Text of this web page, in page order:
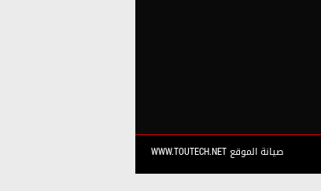
صيانة الموقع WWW.TOUTECH.NET